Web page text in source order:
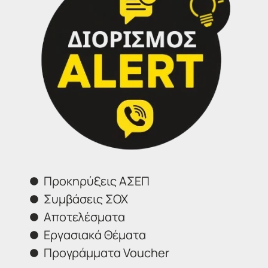
συμπλήρωση και ηλεκτρονική
υποβολή της αίτησης σας.
Τηλέφωνα επικοινωνίας:
IDEA Σέρρες: 2321302583
IDEA Eυοσμος: 2314 314202
[contact-form-7 id=”23466″ title=”contact dynamic
receipt”]
Προκηρύξεις ΑΣΕΠ
Συμβάσεις ΣΟΧ
Αποτελέσματα
Εργασιακά Θέματα
Προγράμματα Voucher